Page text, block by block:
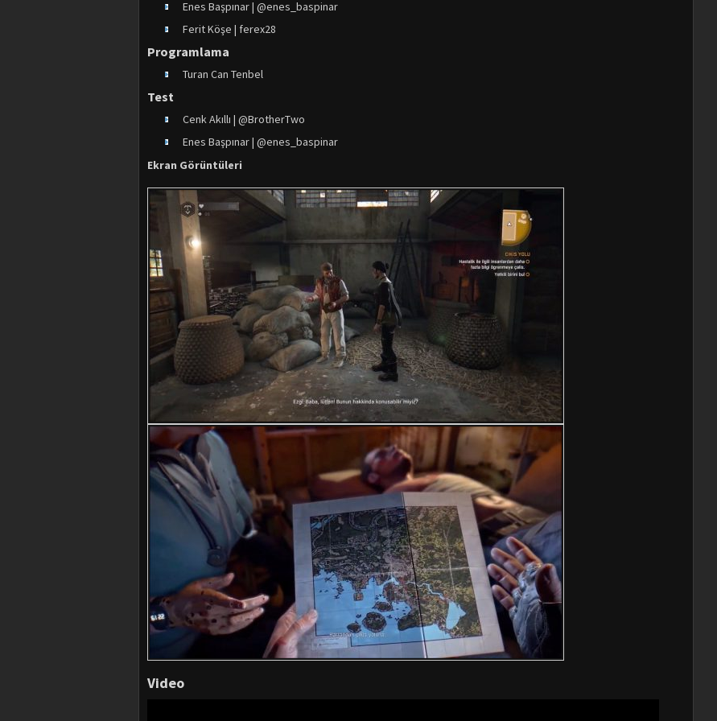
Enes Başpınar | @enes_baspinar
Ferit Köşe | ferex28
Programlama
Turan Can Tenbel
Test
Cenk Akıllı | @BrotherTwo
Enes Başpınar | @enes_baspinar
Ekran Görüntüleri
Video